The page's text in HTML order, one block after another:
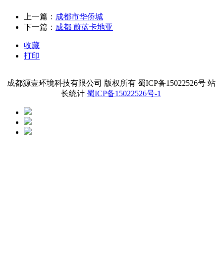
上一篇： 成都市华侨城
下一篇： 成都 蔚蓝卡地亚
收藏
打印
成都源壹环境科技有限公司 版权所有 蜀ICP备15022526号 站
长统计 蜀ICP备15022526号-1